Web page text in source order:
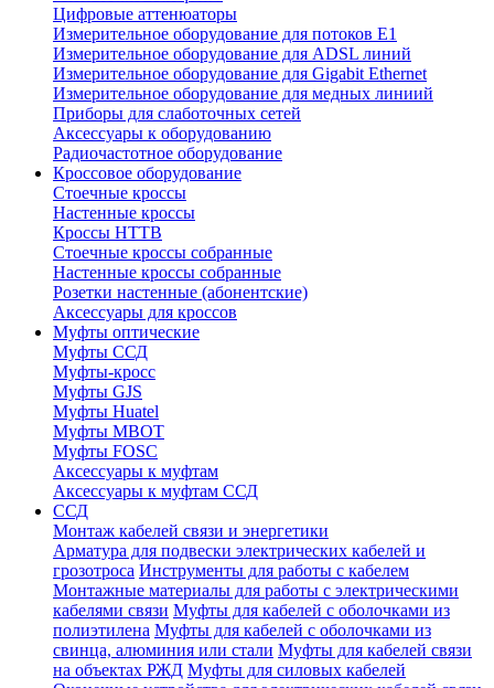
Цифровые аттенюаторы
Измерительное оборудование для потоков Е1
Измерительное оборудование для ADSL линий
Измерительное оборудование для Gigabit Ethernet
Измерительное оборудование для медных линиий
Приборы для слаботочных сетей
Аксессуары к оборудованию
Радиочастотное оборудование
Кроссовое оборудование
Стоечные кроссы
Настенные кроссы
Кроссы HTTB
Стоечные кроссы собранные
Настенные кроссы собранные
Розетки настенные (абонентские)
Аксессуары для кроссов
Муфты оптические
Муфты ССД
Муфты-кросс
Муфты GJS
Муфты Huatel
Муфты МВОТ
Муфты FOSC
Аксессуары к муфтам
Аксессуары к муфтам ССД
ССД
Монтаж кабелей связи и энергетики
Арматура для подвески электрических кабелей и
грозотроса Инструменты для работы с кабелем
Монтажные материалы для работы с электрическими
кабелями связи Муфты для кабелей с оболочками из
полиэтилена Муфты для кабелей с оболочками из
свинца, алюминия или стали Муфты для кабелей связи
на объектах РЖД Муфты для силовых кабелей